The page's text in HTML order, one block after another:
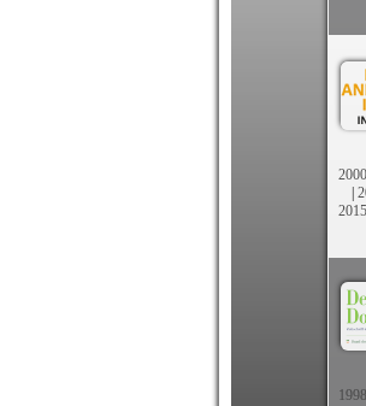
2000
|
2015
1998